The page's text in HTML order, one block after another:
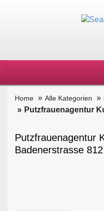
Home Alle Kategorien
Putzfrauenagentur
Putzfrauenagentur
Badenerstrasse 812